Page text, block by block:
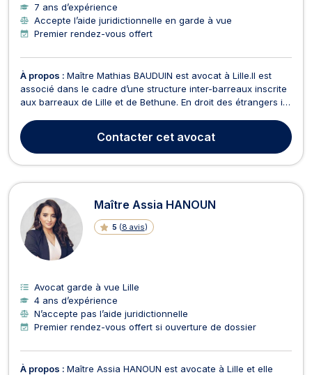
7 ans d’expérience
Accepte l’aide juridictionnelle en garde à vue
Premier rendez-vous offert
À propos : Maître Mathias BAUDUIN est avocat à Lille.Il est
associé dans le cadre d’une structure inter-barreaux inscrite
aux barreaux de Lille et de Bethune. En droit des étrangers il
décisions de refus de délivrance d’un titre ainsi que lors des
placement en centre de rétenti...
Contacter cet avocat
Maître Assia HANOUN
5 (8 avis)
Avocat garde à vue Lille
4 ans d’expérience
N’accepte pas l’aide juridictionnelle
Premier rendez-vous offert si ouverture de dossier
À propos : Maître Assia HANOUN est avocate à Lille et elle